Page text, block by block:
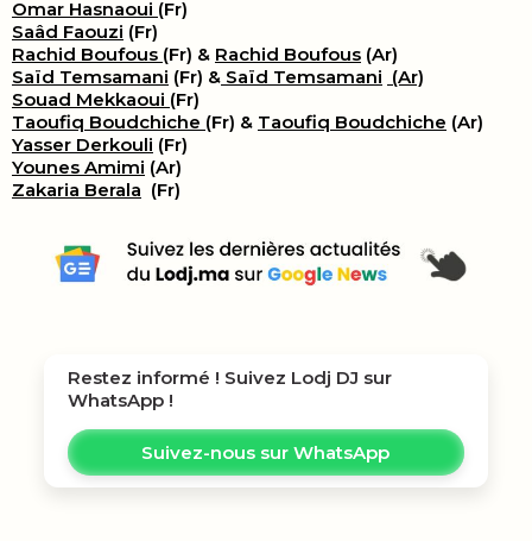
Omar Hasnaoui (Fr)
Saâd Faouzi (Fr)
Rachid Boufous (Fr) & Rachid Boufous (Ar)
Saïd Temsamani (Fr) & Saïd Temsamani (Ar)
Souad Mekkaoui (Fr)
Taoufiq Boudchiche (Fr) & Taoufiq Boudchiche (Ar)
Yasser Derkouli (Fr)
Younes Amimi (Ar)
Zakaria Berala (Fr)
Restez informé ! Suivez Lodj DJ sur
WhatsApp !
Suivez-nous sur WhatsApp